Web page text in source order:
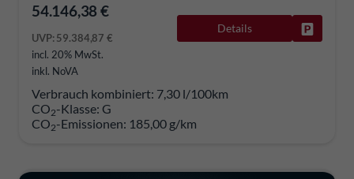
54.146,38 €
UVP:59.384,87 €
incl. 20% MwSt.
inkl. NoVA
Details
Verbrauch kombiniert: 7,30 l/100km
CO2-Klasse: G
CO2-Emissionen: 185,00 g/km